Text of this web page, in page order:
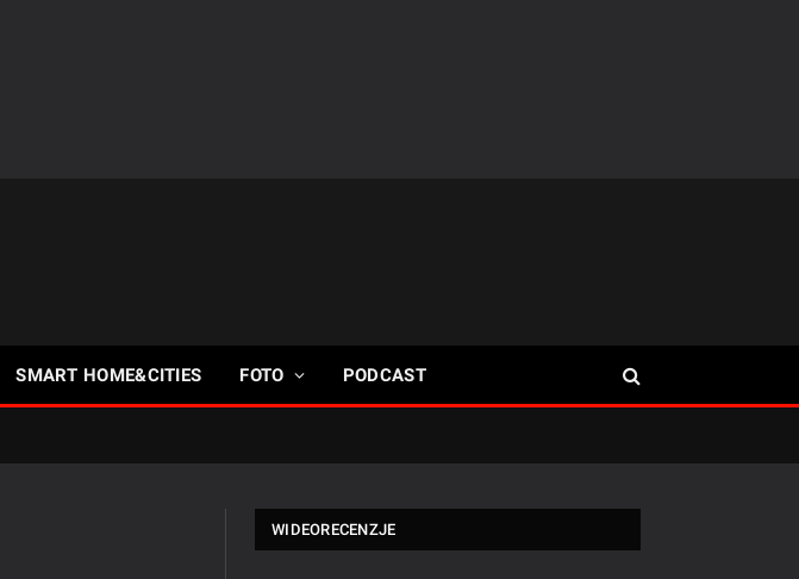
SMART HOME&CITIES FOTO PODCAST
WIDEORECENZJE